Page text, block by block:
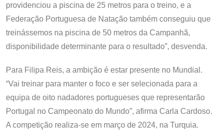
providenciou a piscina de 25 metros para o treino, e a
Federação Portuguesa de Natação também conseguiu que
treinássemos na piscina de 50 metros da Campanhã,
disponibilidade determinante para o resultado”, desvenda.
Para Filipa Reis, a ambição é estar presente no Mundial.
“Vai treinar para manter o foco e ser selecionada para a
equipa de oito nadadores portugueses que representarão
Portugal no Campeonato do Mundo”, afirma Carla Cardoso.
A competição realiza-se em março de 2024, na Turquia.